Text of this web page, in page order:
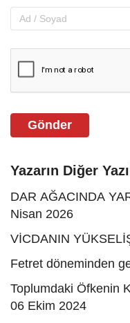
Gönder
Yazarın Diğer
DAR AĞACINDA
Nisan 2026
VİCDANIN
Fetret döneminden
Toplumdaki Öfkenin
06 Ekim 2024